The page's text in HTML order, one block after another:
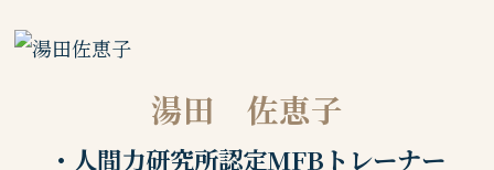
湯田 佐恵子
・人間力研究所認定MFBトレーナー